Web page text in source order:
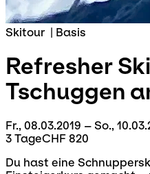
Skitour | Basis
Refresher
Tschuggen
Fr., 08.03.2019 – So.,
3 TageCHF 820
Du hast eine